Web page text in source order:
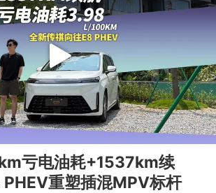
16:06
Play
亏电油耗+1537km续
PHEV重塑插混MPV标杆